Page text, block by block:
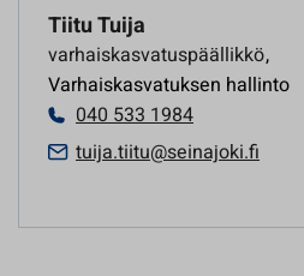
Tiitu Tuija
varhaiskasvatuspäällikkö,
Varhaiskasvatuksen hallinto
040 533 1984
tuija.tiitu@seinajoki.fi